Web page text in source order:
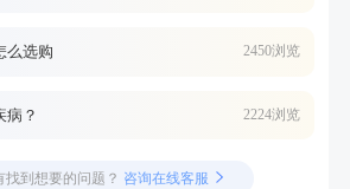
么选购 2450浏览
病？ 2224浏览
找到想要的问题？ 咨询在线客服